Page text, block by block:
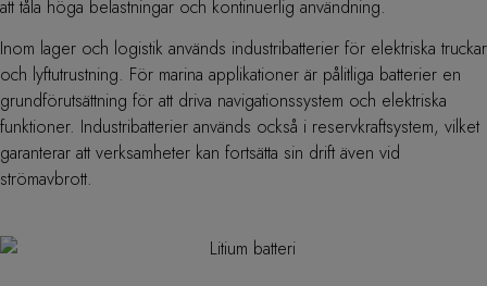
att tåla höga belastningar och kontinuerlig användning.
Inom lager och logistik används industribatterier för elektriska truckar
och lyftutrustning. För marina applikationer är pålitliga batterier en
grundförutsättning för att driva navigationssystem och elektriska
funktioner. Industribatterier används också i reservkraftsystem, vilket
garanterar att verksamheter kan fortsätta sin drift även vid
strömavbrott.